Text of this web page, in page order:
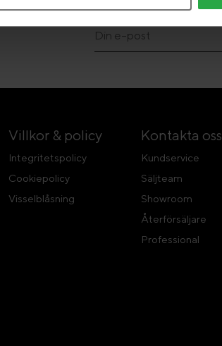
Nyhetsbrev
Villkor & policy
Integritetspolicy
Cookiepolicy
Visselblåsning
Kontakta oss
Kundservice
Säljteam
Showroom
Återförsäljare
Professional